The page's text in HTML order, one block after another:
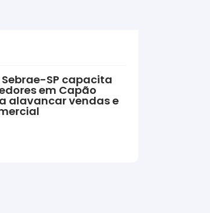
SP capacita
em Capão
alavancar vendas e